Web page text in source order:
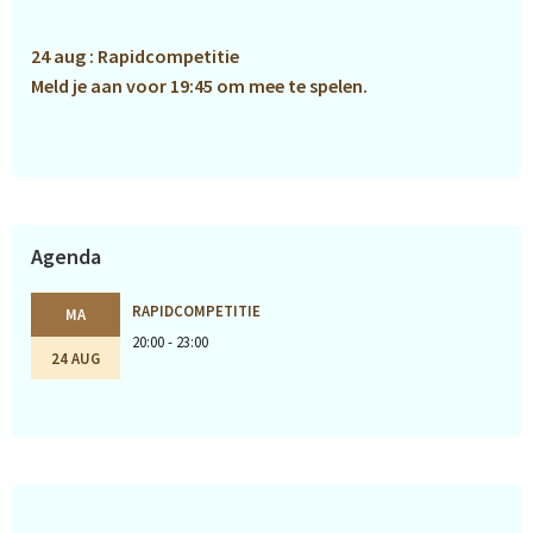
24 aug : Rapidcompetitie
Meld je aan voor 19:45 om mee te spelen.
Agenda
MA
24 AUG
RAPIDCOMPETITIE
20:00 - 23:00